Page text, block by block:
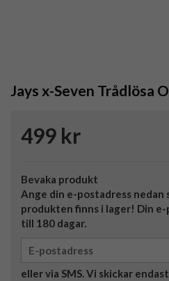
Jays x-Seven Trådlösa
499 kr
Bevaka produkt
Ange din e-postadress nedan
produkten finns i lager! Din e-
till 180 dagar.
eller via SMS. Vi skickar